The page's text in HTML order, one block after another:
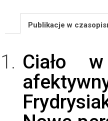
Publikacje w
Ciało